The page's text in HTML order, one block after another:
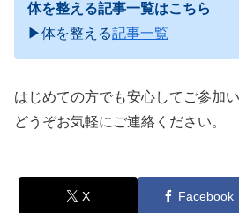
体を整える記事一覧はこちら
▶体を整える記事一覧
はじめての方でも安心してご参加い
どうぞお気軽にご連絡ください。
X Facebook